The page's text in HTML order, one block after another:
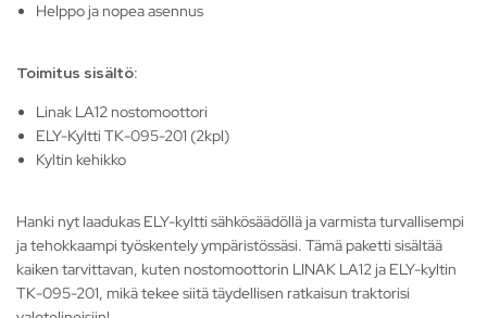
Helppo ja nopea asennus
Toimitus sisältö:
Linak LA12 nostomoottori
ELY-Kyltti TK-095-201 (2kpl)
Kyltin kehikko
Hanki nyt laadukas ELY-kyltti sähkösäädöllä ja varmista turvallisempi
ja tehokkaampi työskentely ympäristössäsi. Tämä paketti sisältää
kaiken tarvittavan, kuten nostomoottorin LINAK LA12 ja ELY-kyltin
TK-095-201, mikä tekee siitä täydellisen ratkaisun traktorisi